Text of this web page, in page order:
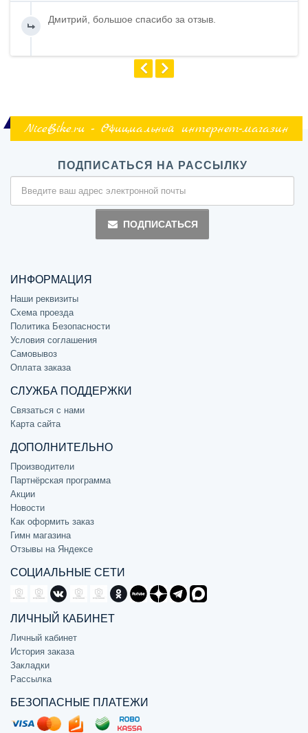
Дмитрий, большое спасибо за отзыв.
NiceBike.ru - Официальный интернет-магазин
ПОДПИСАТЬСЯ НА РАССЫЛКУ
ПОДПИСАТЬСЯ
ИНФОРМАЦИЯ
Наши реквизиты
Схема проезда
Политика Безопасности
Условия соглашения
Самовывоз
Оплата заказа
СЛУЖБА ПОДДЕРЖКИ
Связаться с нами
Карта сайта
ДОПОЛНИТЕЛЬНО
Производители
Партнёрская программа
Акции
Новости
Как оформить заказ
Гимн магазина
Отзывы на Яндексе
СОЦИАЛЬНЫЕ СЕТИ
ЛИЧНЫЙ КАБИНЕТ
Личный кабинет
История заказа
Закладки
Рассылка
БЕЗОПАСНЫЕ ПЛАТЕЖИ